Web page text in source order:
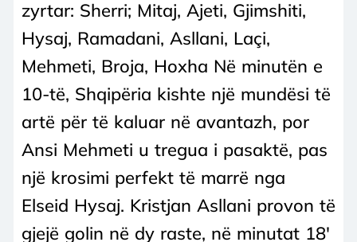
zyrtar: Sherri; Mitaj, Ajeti, Gjimshiti,
Hysaj, Ramadani, Asllani, Laçi,
Mehmeti, Broja, Hoxha Në minutën e
10-të, Shqipëria kishte një mundësi të
artë për të kaluar në avantazh, por
Ansi Mehmeti u tregua i pasaktë, pas
një krosimi perfekt të marrë nga
Elseid Hysaj. Kristjan Asllani provon të
gjejë golin në dy raste, në minutat 18′